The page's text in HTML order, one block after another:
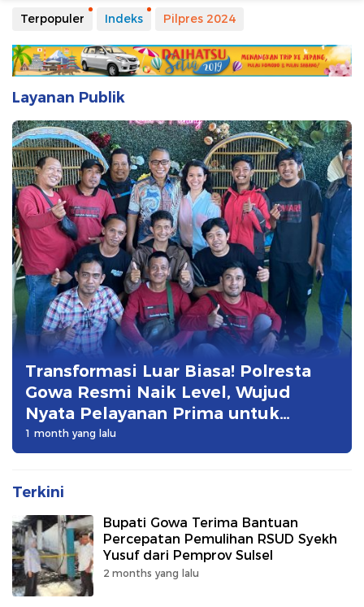
Terpopuler Indeks Pilpres 2024
Layanan Publik
Transformasi Luar Biasa! Polresta
Gowa Resmi Naik Level, Wujud
Nyata Pelayanan Prima untuk
Masyarakat GOWA| 7 Juli 2026
1 month yang lalu
Terkini
Bupati Gowa Terima Bantuan
Percepatan Pemulihan RSUD Syekh
Yusuf dari Pemprov Sulsel
2 months yang lalu